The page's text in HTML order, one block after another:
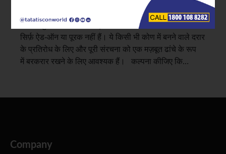
एक बिल्कुल सामान्य स्टील लूप्स को ‘स्टिरप्स’ कहा जाता है। यह
सिर्फ़ ऐड-ऑन या पूरक नहीं हैं। ये किसी भी कोण में बनने वाले दरार
के प्रतिरोध के लिए और पूरी संरचना को एक मज़बूत ढांचे के रूप
में बरकरार रखने के लिए आवश्यक हैं। कल्पना कीजिए कि…
Company